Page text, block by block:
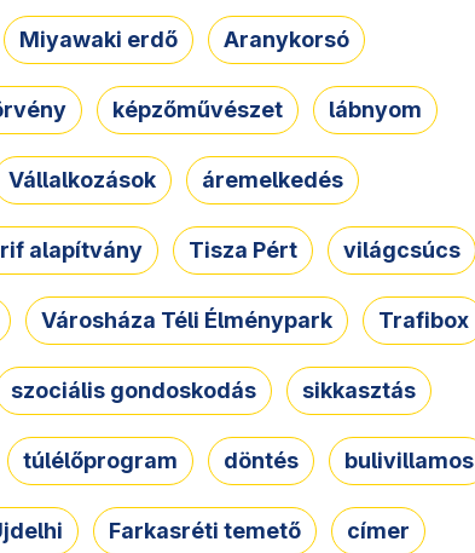
Miyawaki erdő Aranykorsó
képzőművészet lábnyom
Vállalkozások áremelkedés
alapítvány Tisza Pért világcsúcs
Városháza Téli Élménypark Trafibox
szociális gondoskodás sikkasztás
túlélőprogram döntés bulivillamos
Farkasréti temető címer